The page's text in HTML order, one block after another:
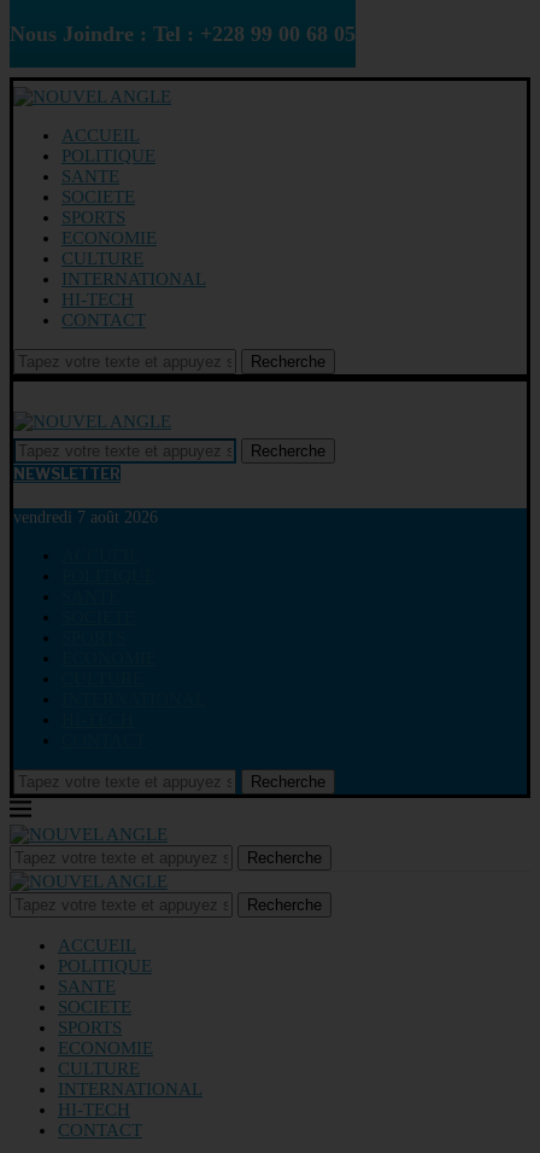
Nous Joindre : Tel : +228 99 00 68 05
ACCUEIL
POLITIQUE
SANTE
SOCIETE
SPORTS
ECONOMIE
CULTURE
INTERNATIONAL
HI-TECH
CONTACT
Recherche
Recherche
NEWSLETTER
vendredi 7 août 2026
Recherche
Recherche
Recherche
ACCUEIL
POLITIQUE
SANTE
SOCIETE
SPORTS
ECONOMIE
CULTURE
INTERNATIONAL
HI-TECH
CONTACT